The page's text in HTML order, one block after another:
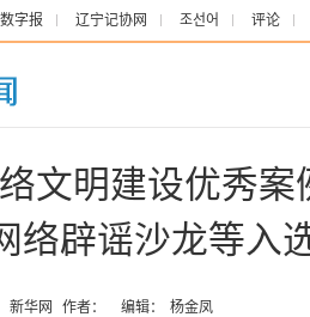
数字报 辽宁记协网 조선어 评论
文明建设优秀案
络辟谣沙龙等入
新华网 作者： 编辑： 杨金凤